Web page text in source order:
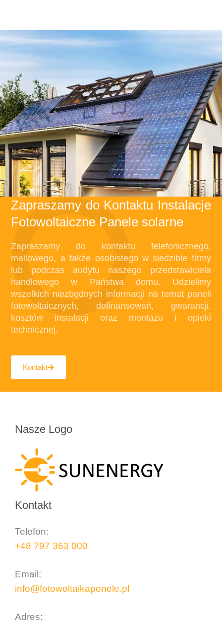
Zapraszamy do Kontaktu Instalacje
Fotowoltaiczne Panele solarne
Zapraszamy do kontaktu telefonicznego,
mailowego, a także osobistego w siedzibie firmy
lub podczas audytu naszego przedstawiciela
handlowego w Państwa domu. Udzielimy
wszelkich niezbędnych informacji na temat paneli
fotowoltaicznych, dofinansowań, gwarancji,
kosztów instalacji oraz montażu i opieki
technicznej.
Kontakt
Nasze Logo
Kontakt
Telefon:
+48 797 363 000
Email:
info@fotowoltaikapenele.pl
Adres: